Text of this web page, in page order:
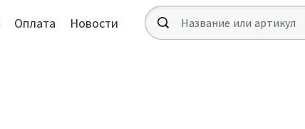
Оплата Новости